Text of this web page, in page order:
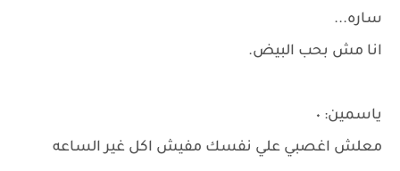
ساره...
انا مش بحب البيض.
ياسمين: ٠
معلش اغصبي علي نفسك مفيش اكل غير الساعه